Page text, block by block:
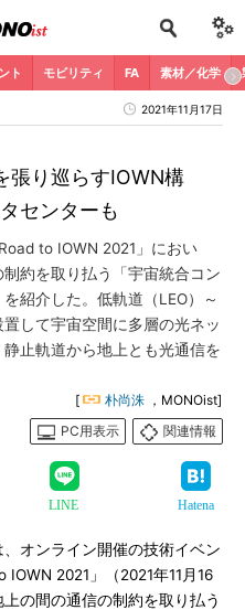
ト モビリティ FA 素材／化学
2021年11月17日
張り巡らすIOWN構
センターも
to IOWN 2021」におい
約を取り払う「宇宙統合コン
紹介した。低軌道（LEO）～
して宇宙空間に多層の光ネッ
止軌道から地上とも光通信を
[ 朴尚洙 ，MONOist]
PC用表示
関連情報
LINE Hatena
オンライン開催の技術イベン
IOWN 2021」（2021年11月16
の間の通信の制約を取り払う